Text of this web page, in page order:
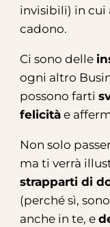
invisibili) in cui
cadono.
Ci sono delle
ogni altro
possono farti
felicità e
Non solo
ma ti verrà
strapparti di
(perché sì,
anche in te, e